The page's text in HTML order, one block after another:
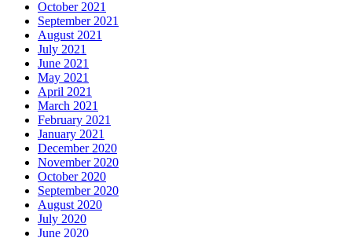
October 2021
September 2021
August 2021
July 2021
June 2021
May 2021
April 2021
March 2021
February 2021
January 2021
December 2020
November 2020
October 2020
September 2020
August 2020
July 2020
June 2020